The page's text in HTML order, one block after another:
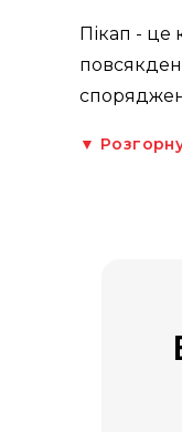
Пікап - це
▼